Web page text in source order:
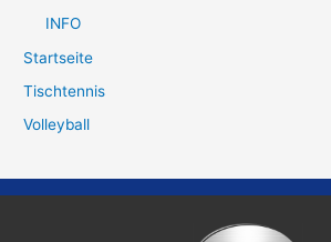
INFO
Startseite
Tischtennis
Volleyball